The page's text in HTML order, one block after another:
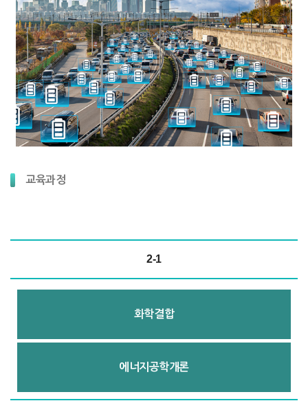
교육과정
2-1
화학결합
에너지공학개론